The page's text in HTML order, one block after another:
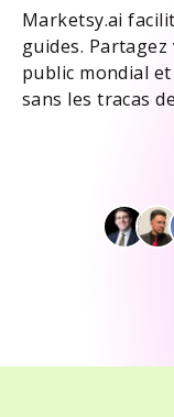
Marketsy.ai
guides.
public mondial
sans les tracas